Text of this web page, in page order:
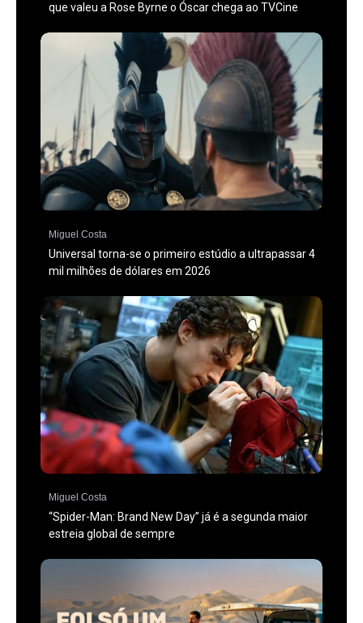
que valeu a Rose Byrne o Óscar chega ao TVCine
Miguel Costa
Universal torna-se o primeiro estúdio a ultrapassar 4
mil milhões de dólares em 2026
Miguel Costa
“Spider-Man: Brand New Day” já é a segunda maior
estreia global de sempre